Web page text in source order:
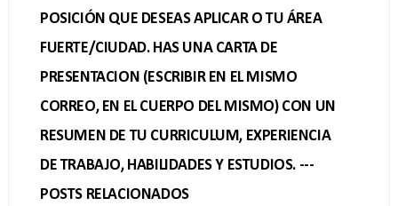
POSICIÓN QUE DESEAS APLICAR O TU ÁREA
FUERTE/CIUDAD. HAS UNA CARTA DE
PRESENTACION (ESCRIBIR EN EL MISMO
CORREO, EN EL CUERPO DEL MISMO) CON UN
RESUMEN DE TU CURRICULUM, EXPERIENCIA
DE TRABAJO, HABILIDADES Y ESTUDIOS. ---
POSTS RELACIONADOS